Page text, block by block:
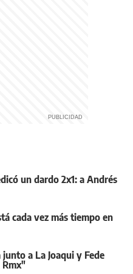
un dardo 2x1: a Andrés
cada vez más tiempo en
a La Joaqui y Fede